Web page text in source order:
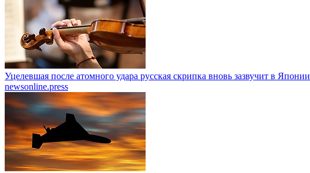
Уцелевшая после атомного удара русская скрипка вновь зазвучит в Японии
newsonline.press